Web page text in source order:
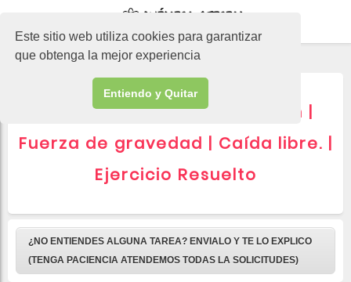
Este sitio web utiliza cookies para garantizar
que obtenga la mejor experiencia
Entiendo y Quitar
▷ Aportaciones de Newton |
Fuerza de gravedad | Caída libre. |
Ejercicio Resuelto
¿NO ENTIENDES ALGUNA TAREA? ENVIALO Y TE LO EXPLICO
(TENGA PACIENCIA ATENDEMOS TODAS LA SOLICITUDES)